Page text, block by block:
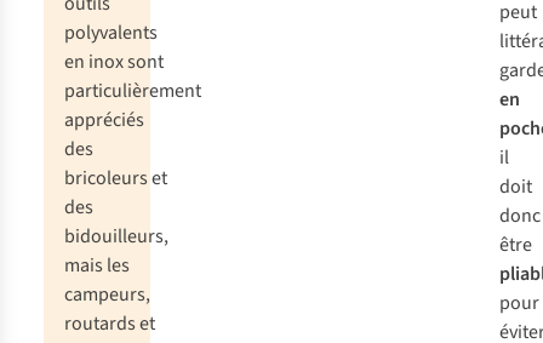
polyvalents
en inox sont
particulièrement
appréciés
des
bricoleurs et
des
bidouilleurs,
mais les
campeurs,
routards et
peut
en
il
doit
donc
être
pour